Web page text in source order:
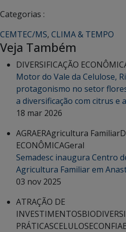
Categorias :
CEMTEC/MS, CLIMA & TEMPO
Veja Também
DIVERSIFICAÇÃO
Motor do Vale da Celulose,
protagonismo no setor
a diversificação com citrus e
18 mar 2026
AGRAERAgricultura Familiar
ECONÔMICAGeral
Semadesc inaugura Centro
Agricultura Familiar em
03 nov 2025
ATRAÇÃO DE
INVESTIMENTOS
PRÁTICASCELULOSE